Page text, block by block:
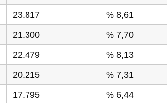
23.817 % 8,61
21.300 % 7,70
22.479 % 8,13
20.215 % 7,31
17.795 % 6,44